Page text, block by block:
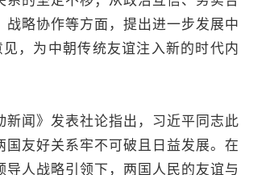
战略协作等方面，提出进一步发展中
，为中朝传统友谊注入新的时代内
闻》发表社论指出，习近平同志此
国友好关系牢不可破且日益发展。在
导人战略引领下，两国人民的友谊与